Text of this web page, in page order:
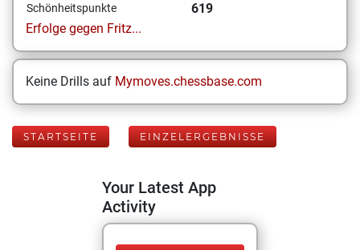
Schönheitspunkte
619
Erfolge gegen Fritz...
Keine Drills auf Mymoves.chessbase.com
STARTSEITE EINZELERGEBNISSE
Your Latest App
Activity